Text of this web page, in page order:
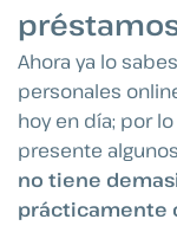
Ahora ya lo
personales
hoy en día; por
presente
no tiene
prácticamente